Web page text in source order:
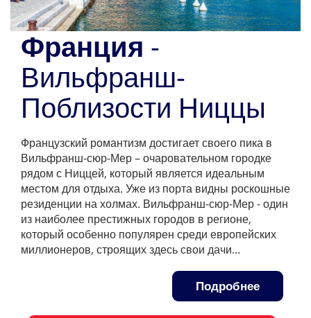
Франция -
Вильфранш-
Поблизости Ниццы
Французский романтизм достигает своего пика в
Вильфранш-сюр-Мер – очаровательном городке
рядом с Ниццей, который является идеальным
местом для отдыха. Уже из порта видны роскошные
резиденции на холмах. Вильфранш-сюр-Мер - один
из наиболее престижных городов в регионе,
который особенно популярен среди европейских
миллионеров, строящих здесь свои дачи...
Подробнее